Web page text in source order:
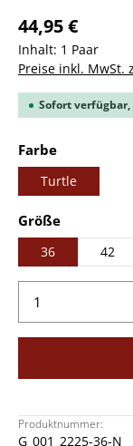
44,95 €
Inhalt: 1 Paar
Preise inkl. MwSt.
Sofort
Farbeauswählen
Turtle
Größeauswählen
36 42
Produkt
Produktnummer:
G_001_2225-36-N